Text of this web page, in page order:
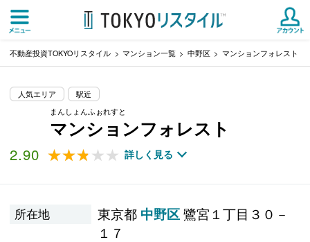
不動産投資TOKYOリスタイル マンション一覧 中野区 マンションフォレスト
人気エリア
駅近
まんしょんふぉれすと
マンションフォレスト
2.90 ★★★★★
★★★★★ 詳しく見る
所在地 東京都 中野区鷺宮１丁目３０－
１７